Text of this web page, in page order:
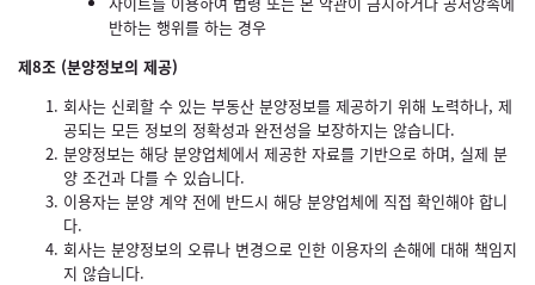
반하는 행위를 하는 경우
제8조 (분양정보의 제공)
회사는 신뢰할 수 있는 부동산 분양정보를 제공하기 위해 노력하나, 제
공되는 모든 정보의 정확성과 완전성을 보장하지는 않습니다.
분양정보는 해당 분양업체에서 제공한 자료를 기반으로 하며, 실제 분
양 조건과 다를 수 있습니다.
이용자는 분양 계약 전에 반드시 해당 분양업체에 직접 확인해야 합니
다.
회사는 분양정보의 오류나 변경으로 인한 이용자의 손해에 대해 책임지
지 않습니다.